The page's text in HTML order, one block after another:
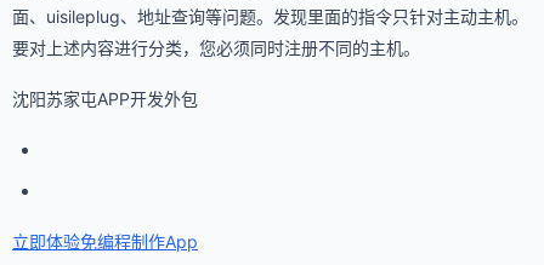
面、uisileplug、地址查询等问题。发现里面的指令只针对主动主机。
要对上述内容进行分类，您必须同时注册不同的主机。
沈阳苏家屯APP开发外包
立即体验免编程制作App